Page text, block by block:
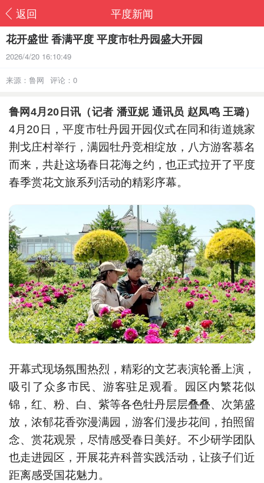
返回
平度新闻
花开盛世 香满平度 平度市牡丹园盛大开园
2026/4/20 16:10:49
来源：鲁网 评论：0
鲁网4月20日讯（记者 潘亚妮 通讯员 赵凤鸣 王璐）
4月20日，平度市牡丹园开园仪式在同和街道姚家
荆戈庄村举行，满园牡丹竞相绽放，八方游客慕名
而来，共赴这场春日花海之约，也正式拉开了平度
春季赏花文旅系列活动的精彩序幕。
开幕式现场氛围热烈，精彩的文艺表演轮番上演，
吸引了众多市民、游客驻足观看。园区内繁花似
锦，红、粉、白、紫等各色牡丹层层叠叠、次第盛
放，浓郁花香弥漫满园，游客们漫步花间，拍照留
念、赏花观景，尽情感受春日美好。不少研学团队
也走进园区，开展花卉科普实践活动，让孩子们近
距离感受国花魅力。